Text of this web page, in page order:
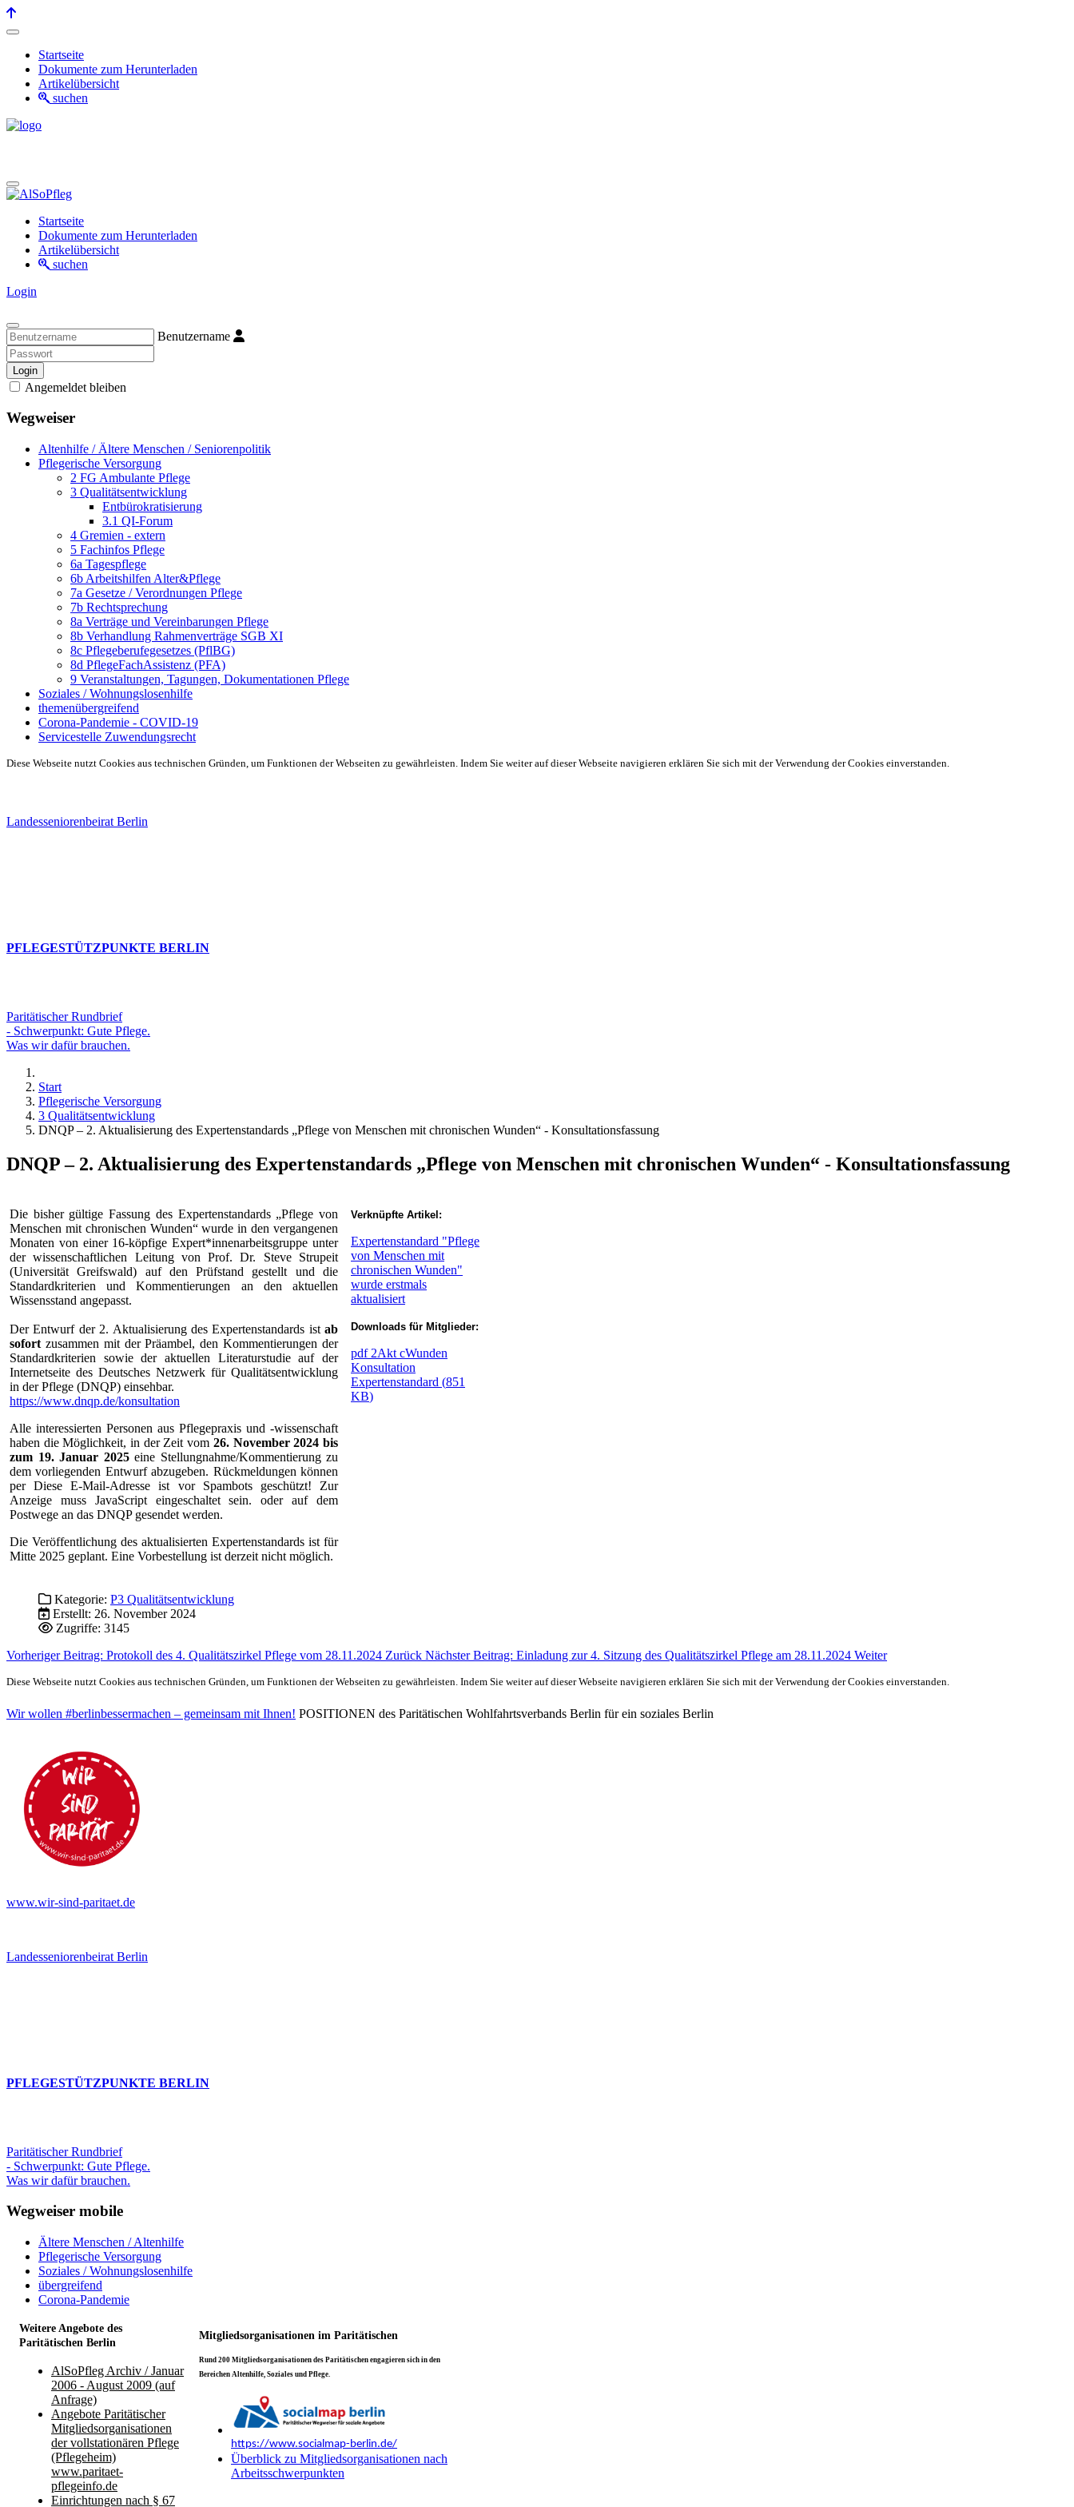
Startseite
Dokumente zum Herunterladen
Artikelübersicht
suchen
Startseite
Dokumente zum Herunterladen
Artikelübersicht
suchen
Login
Benutzername
Login
Angemeldet bleiben
Wegweiser
Altenhilfe / Ältere Menschen / Seniorenpolitik
Pflegerische Versorgung
2 FG Ambulante Pflege
3 Qualitätsentwicklung
Entbürokratisierung
3.1 QI-Forum
4 Gremien - extern
5 Fachinfos Pflege
6a Tagespflege
6b Arbeitshilfen Alter&Pflege
7a Gesetze / Verordnungen Pflege
7b Rechtsprechung
8a Verträge und Vereinbarungen Pflege
8b Verhandlung Rahmenverträge SGB XI
8c Pflegeberufegesetzes (PflBG)
8d PflegeFachAssistenz (PFA)
9 Veranstaltungen, Tagungen, Dokumentationen Pflege
Soziales / Wohnungslosenhilfe
themenübergreifend
Corona-Pandemie - COVID-19
Servicestelle Zuwendungsrecht
Diese Webseite nutzt Cookies aus technischen Gründen, um Funktionen der Webseiten zu gewährleisten. Indem Sie weiter auf dieser Webseite navigieren erklären Sie sich mit der Verwendung der Cookies einverstanden.
Landesseniorenbeirat Berlin
PFLEGESTÜTZPUNKTE BERLIN
Paritätischer Rundbrief
- Schwerpunkt: Gute Pflege.
Was wir dafür brauchen.
Start
Pflegerische Versorgung
3 Qualitätsentwicklung
DNQP – 2. Aktualisierung des Expertenstandards „Pflege von Menschen mit chronischen Wunden“ - Konsultationsfassung
DNQP – 2. Aktualisierung des Expertenstandards „Pflege von Menschen mit chronischen Wunden“ - Konsultationsfassung
Die bisher gültige Fassung des Expertenstandards „Pflege von
Menschen mit chronischen Wunden“ wurde in den vergangenen
Monaten von einer 16-köpfige Expert*innenarbeitsgruppe unter
der wissenschaftlichen Leitung von Prof. Dr. Steve Strupeit
(Universität Greifswald) auf den Prüfstand gestellt und die
Standardkriterien und Kommentierungen an den aktuellen
Wissensstand angepasst.
Der Entwurf der 2. Aktualisierung des Expertenstandards ist ab
sofort zusammen mit der Präambel, den Kommentierungen der
Standardkriterien sowie der aktuellen Literaturstudie auf der
Internetseite des Deutsches Netzwerk für Qualitätsentwicklung
in der Pflege (DNQP) einsehbar.
https://www.dnqp.de/konsultation
Alle interessierten Personen aus Pflegepraxis und -wissenschaft
haben die Möglichkeit, in der Zeit vom 26. November 2024 bis
zum 19. Januar 2025eine Stellungnahme/Kommentierung zu
dem vorliegenden Entwurf abzugeben. Rückmeldungen können
perDiese E-Mail-Adresse ist vor Spambots geschützt! Zur
Anzeige muss JavaScript eingeschaltet sein. oder auf dem
Postwege an das DNQP gesendet werden.
Die Veröffentlichung des aktualisierten Expertenstandards ist für
Mitte 2025 geplant. Eine Vorbestellung ist derzeit nicht möglich.
Verknüpfte Artikel:
Expertenstandard "Pflege
von Menschen mit
chronischen Wunden"
wurde erstmals
aktualisiert
Downloads für Mitglieder:
pdf2Akt cWunden
Konsultation
Expertenstandard (851
KB)
Kategorie: P3 Qualitätsentwicklung
Erstellt: 26. November 2024
Zugriffe: 3145
Vorheriger Beitrag: Protokoll des 4. Qualitätszirkel Pflege vom 28.11.2024 Zurück Nächster Beitrag: Einladung zur 4. Sitzung des Qualitätszirkel Pflege am 28.11.2024 Weiter
Diese Webseite nutzt Cookies aus technischen Gründen, um Funktionen der Webseiten zu gewährleisten. Indem Sie weiter auf dieser Webseite navigieren erklären Sie sich mit der Verwendung der Cookies einverstanden.
Wir wollen #berlinbessermachen – gemeinsam mit Ihnen! POSITIONEN des Paritätischen Wohlfahrtsverbands Berlin für ein soziales Berlin
www.wir-sind-paritaet.de
Landesseniorenbeirat Berlin
PFLEGESTÜTZPUNKTE BERLIN
Paritätischer Rundbrief
- Schwerpunkt: Gute Pflege.
Was wir dafür brauchen.
Wegweiser mobile
Ältere Menschen / Altenhilfe
Pflegerische Versorgung
Soziales / Wohnungslosenhilfe
übergreifend
Corona-Pandemie
Weitere Angebote des
Paritätischen Berlin
Mitgliedsorganisationen im Paritätischen
AlSoPfleg Archiv / Januar
2006 - August 2009 (auf
Anfrage)
Angebote Paritätischer
Mitgliedsorganisationen
der vollstationären Pflege
(Pflegeheim)
www.paritaet-
pflegeinfo.de
Einrichtungen nach § 67
Rund 200 Mitgliedsorganisationen des Paritätischen engagieren sich in den
Bereichen Altenhilfe, Soziales und Pflege.
https://www.socialmap-berlin.de/
Überblick zu Mitgliedsorganisationen nach
Arbeitsschwerpunkten